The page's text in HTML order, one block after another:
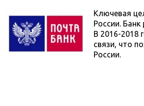
Ключевая
России.
В 2016-2018
связи, что
России.